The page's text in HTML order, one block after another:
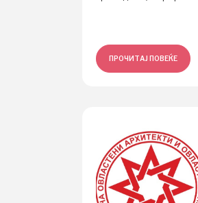
ПРОЧИТАЈ ПОВЕЌЕ